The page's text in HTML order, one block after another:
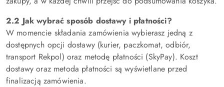
2.2 Jak wybrać sposób dostawy i płatności?
W momencie składania zamówienia wybierasz jedną z
dostępnych opcji dostawy (kurier, paczkomat, odbiór,
transport Rekpol) oraz metodę płatności (SkyPay). Koszt
dostawy oraz metoda płatności są wyświetlane przed
finalizacją zamówienia.